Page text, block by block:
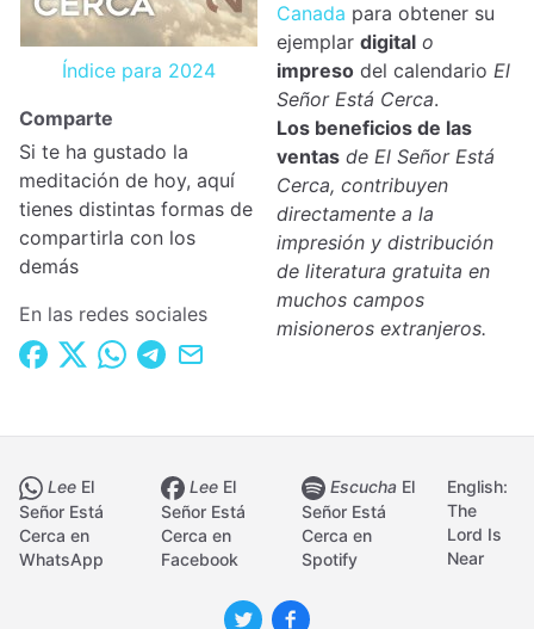
Índice para 2024
Comparte
Si te ha gustado la
meditación de hoy, aquí
tienes distintas formas de
compartirla con los
demás
En las redes sociales
Canada para obtener su
ejemplar digital o
impreso del calendario El
Señor Está Cerca.
Los beneficios de las
ventas de El Señor Está
Cerca, contribuyen
directamente a la
impresión y distribución
de literatura gratuita en
muchos campos
misioneros extranjeros.
Lee El
Señor Está
Cerca en
WhatsApp
Lee El
Señor Está
Cerca en
Facebook
EscuchaEl
Señor Está
Cerca en
Spotify
English:
The
Lord Is
Near